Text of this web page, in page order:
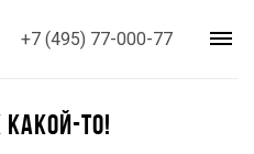
+7 (495) 77-000-77
КАКОЙ-ТО!